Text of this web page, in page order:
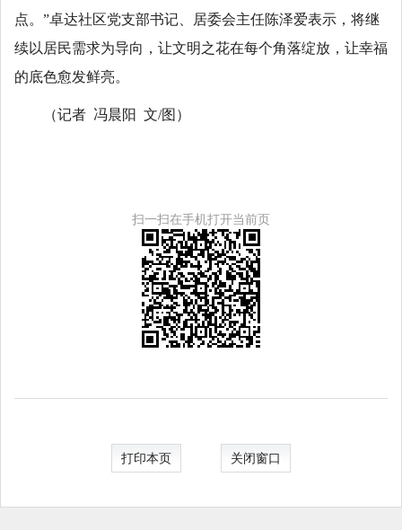
点。”卓达社区党支部书记、居委会主任陈泽爱表示，将继
续以居民需求为导向，让文明之花在每个角落绽放，让幸福
的底色愈发鲜亮。
（记者 冯晨阳 文/图）
扫一扫在手机打开当前页
打印本页 关闭窗口